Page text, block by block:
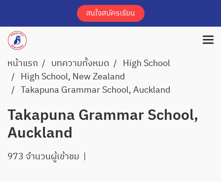
หน้าแรก บทความทั้งหมด
High School
High School, New Zealand
Takapuna Grammar School, Auckland
Takapuna Grammar School,
Auckland
973 จำนวนผู้เข้าชม |